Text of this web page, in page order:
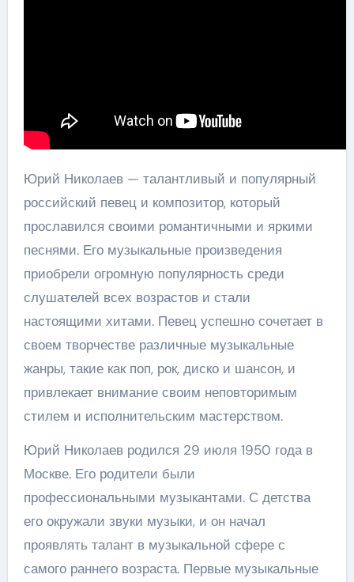
Юрий Николаев — талантливый и популярный
российский певец и композитор, который
прославился своими романтичными и яркими
песнями. Его музыкальные произведения
приобрели огромную популярность среди
слушателей всех возрастов и стали
настоящими хитами. Певец успешно сочетает в
своем творчестве различные музыкальные
жанры, такие как поп, рок, диско и шансон, и
привлекает внимание своим неповторимым
стилем и исполнительским мастерством.
Юрий Николаев родился 29 июля 1950 года в
Москве. Его родители были
профессиональными музыкантами. С детства
его окружали звуки музыки, и он начал
проявлять талант в музыкальной сфере с
самого раннего возраста. Первые музыкальные